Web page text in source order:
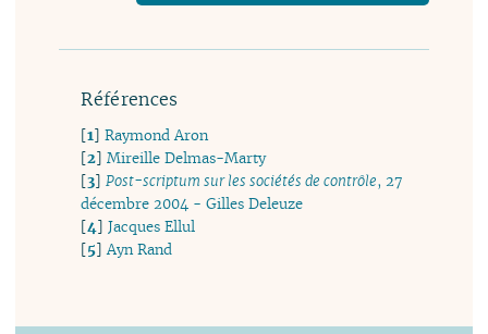
Références
[1]Raymond Aron
[2]Mireille Delmas-Marty
[3]Post-scriptum sur les sociétés de contrôle, 27
décembre 2004 - Gilles Deleuze
[4]Jacques Ellul
[5]Ayn Rand